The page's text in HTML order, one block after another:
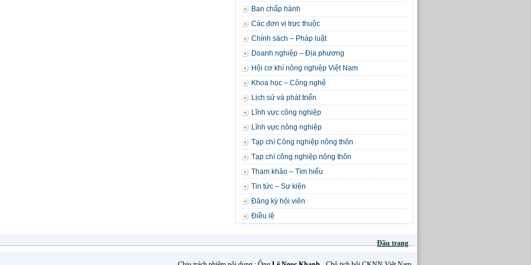
Ban chấp hành
Các đơn vị trực thuộc
Chính sách – Pháp luật
Doanh nghiệp – Địa phương
Hội cơ khí nông nghiệp Việt Nam
Khoa học – Công nghệ
Lịch sử và phát triển
Lĩnh vực công nghiệp
Lĩnh vực nông nghiệp
Tạp chí Công nghiệp nông thôn
Tạp chí công nghiệp nông thôn
Tham khảo – Tìm hiểu
Tin tức – Sự kiện
Đăng ký hội viên
Điều lệ
Đầu trang